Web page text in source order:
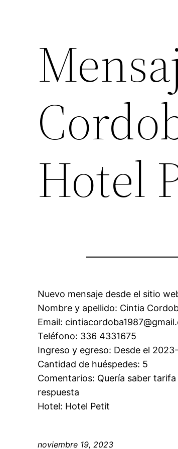
Hotel
Nuevo mensaje desde el sitio
Nombre y apellido: Cintia
Email:
Teléfono: 336 4331675
Ingreso y egreso: Desde el
Cantidad de huéspedes: 5
Comentarios: Quería saber
respuesta
Hotel: Hotel Petit
noviembre 19, 2023